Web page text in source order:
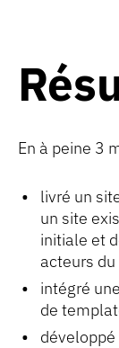
En à peine 3
livré un
un site
initiale et
acteurs
intégré
de